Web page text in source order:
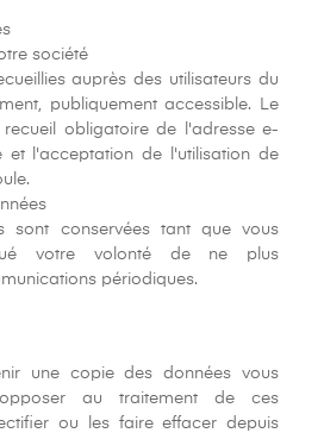
société
auprès des utilisateurs du
publiquement accessible. Le
obligatoire de l'adresse e-
et l'acceptation de l'utilisation de
sont conservées tant que vous
votre volonté de ne plus
périodiques.
une copie des données vous
au traitement de ces
ou les faire effacer depuis